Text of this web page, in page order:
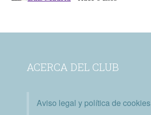
ACERCA DEL CLUB
Aviso legal y política de cookies